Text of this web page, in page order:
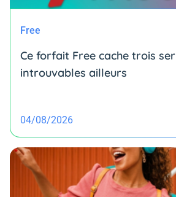
Free
Ce forfait Free cache trois
introuvables ailleurs
04/08/2026